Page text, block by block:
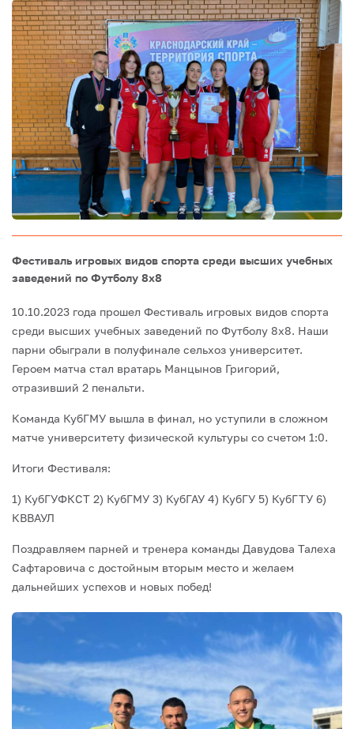
Фестиваль игровых видов спорта среди высших учебных
заведений по Футболу 8х8
10.10.2023 года прошел Фестиваль игровых видов спорта
среди высших учебных заведений по Футболу 8х8. Наши
парни обыграли в полуфинале сельхоз университет.
Героем матча стал вратарь Манцынов Григорий,
отразивший 2 пенальти.
Команда КубГМУ вышла в финал, но уступили в сложном
матче университету физической культуры со счетом 1:0.
Итоги Фестиваля:
1) КубГУФКСТ 2) КубГМУ 3) КубГАУ 4) КубГУ 5) КубГТУ 6)
КВВАУЛ
Поздравляем парней и тренера команды Давудова Талеха
Сафтаровича с достойным вторым место и желаем
дальнейших успехов и новых побед!